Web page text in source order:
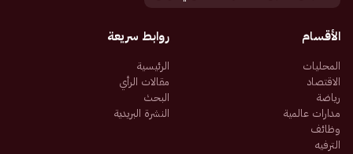
الأقسام
المحليات
الاقتصاد
رياضة
مدارات عالمية
وظائف
الترفيه
روابط سريعة
الرئيسية
مقالات الرأي
البحث
النشرة البريدية